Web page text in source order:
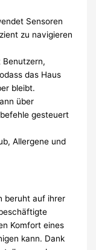
Sensoren
zu navigieren
Benutzern,
das Haus
bleibt.
über
gesteuert
Allergene und
beruht auf ihrer
Komfort eines
kann. Dank